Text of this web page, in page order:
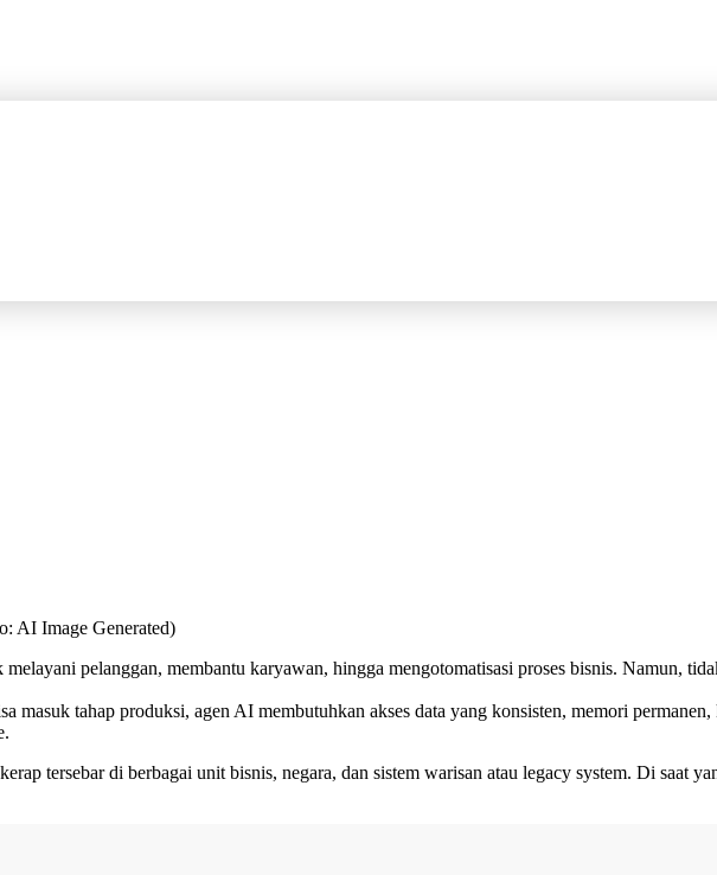
AI Image Generated)
pelanggan, membantu karyawan, hingga mengotomatisasi proses bisnis. Namun,
masuk tahap produksi, agen AI membutuhkan akses data yang konsisten, memori
tersebar di berbagai unit bisnis, negara, dan sistem warisan atau legacy system. Di saat